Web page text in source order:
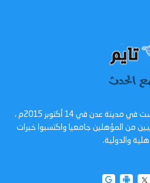
عدن تايم - صحيفة الكترونية تأسست في مدينة عدن في 14 أكتوبر 2015م ،
من المؤهلين جامعيا واكتسبوا خبرات
والدولية.